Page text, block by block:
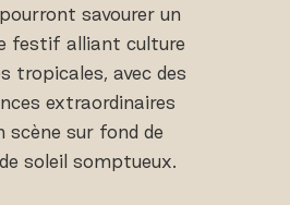
savourer un
festif alliant culture
tropicales, avec des
extraordinaires
scène sur fond de
soleil somptueux.